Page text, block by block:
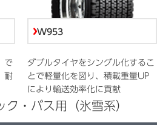
で
耐
W953
ダブルタイヤをシングル化するこ
とで軽量化を図り、積載重量UP
により輸送効率化に貢献
・バス用（氷雪系）